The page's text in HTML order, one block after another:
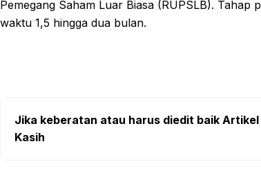
Pemegang Saham Luar Biasa (RUPSLB).
waktu 1,5 hingga dua bulan.
Jika keberatan atau harus diedit baik
Kasih